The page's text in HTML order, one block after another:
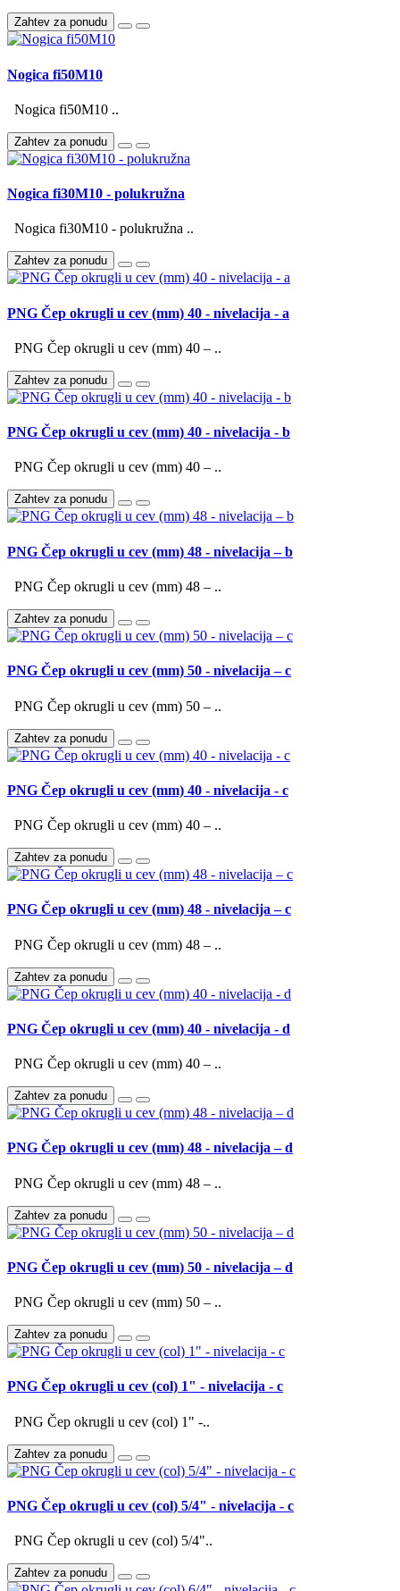
Zahtev za ponudu
Nogica fi50M10
Nogica fi50M10 ..
Zahtev za ponudu
Nogica fi30M10 - polukružna
Nogica fi30M10 - polukružna ..
Zahtev za ponudu
PNG Čep okrugli u cev (mm) 40 - nivelacija - a
PNG Čep okrugli u cev (mm) 40 – ..
Zahtev za ponudu
PNG Čep okrugli u cev (mm) 40 - nivelacija - b
PNG Čep okrugli u cev (mm) 40 – ..
Zahtev za ponudu
PNG Čep okrugli u cev (mm) 48 - nivelacija – b
PNG Čep okrugli u cev (mm) 48 – ..
Zahtev za ponudu
PNG Čep okrugli u cev (mm) 50 - nivelacija – c
PNG Čep okrugli u cev (mm) 50 – ..
Zahtev za ponudu
PNG Čep okrugli u cev (mm) 40 - nivelacija - c
PNG Čep okrugli u cev (mm) 40 – ..
Zahtev za ponudu
PNG Čep okrugli u cev (mm) 48 - nivelacija – c
PNG Čep okrugli u cev (mm) 48 – ..
Zahtev za ponudu
PNG Čep okrugli u cev (mm) 40 - nivelacija - d
PNG Čep okrugli u cev (mm) 40 – ..
Zahtev za ponudu
PNG Čep okrugli u cev (mm) 48 - nivelacija – d
PNG Čep okrugli u cev (mm) 48 – ..
Zahtev za ponudu
PNG Čep okrugli u cev (mm) 50 - nivelacija – d
PNG Čep okrugli u cev (mm) 50 – ..
Zahtev za ponudu
PNG Čep okrugli u cev (col) 1" - nivelacija - c
PNG Čep okrugli u cev (col) 1" -..
Zahtev za ponudu
PNG Čep okrugli u cev (col) 5/4" - nivelacija - c
PNG Čep okrugli u cev (col) 5/4"..
Zahtev za ponudu